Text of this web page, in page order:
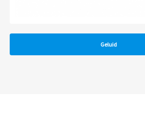
Geluid